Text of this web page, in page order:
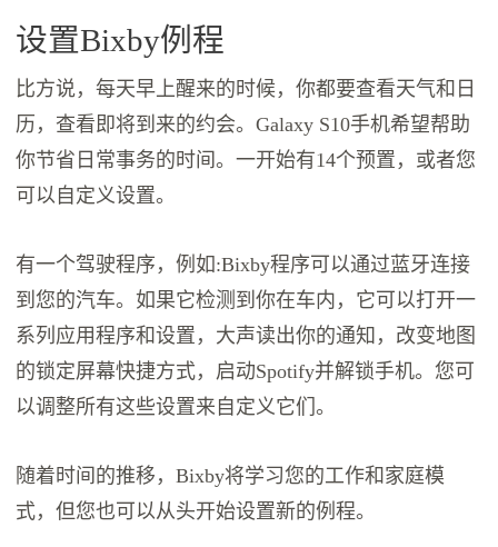
设置Bixby例程
比方说，每天早上醒来的时候，你都要查看天气和日
历，查看即将到来的约会。Galaxy S10手机希望帮助
你节省日常事务的时间。一开始有14个预置，或者您
可以自定义设置。
有一个驾驶程序，例如:Bixby程序可以通过蓝牙连接
到您的汽车。如果它检测到你在车内，它可以打开一
系列应用程序和设置，大声读出你的通知，改变地图
的锁定屏幕快捷方式，启动Spotify并解锁手机。您可
以调整所有这些设置来自定义它们。
随着时间的推移，Bixby将学习您的工作和家庭模
式，但您也可以从头开始设置新的例程。